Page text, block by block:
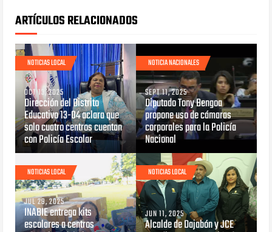
ARTÍCULOS RELACIONADOS
NOTICIAS LOCAL
OCT 13, 2025
Dirección del Distrito
Educativo 13-04 aclara que
solo cuatro centros cuentan
con Policía Escolar
NOTICIA NACIONALES
SEPT 11, 2025
Diputado Tony Bengoa
propone uso de cámaras
corporales para la Policía
Nacional
NOTICIAS LOCAL
JUL 29, 2025
INABIE entrega kits
escolares a centros
NOTICIAS LOCAL
JUN 11, 2025
Alcalde de Dajabón y JCE